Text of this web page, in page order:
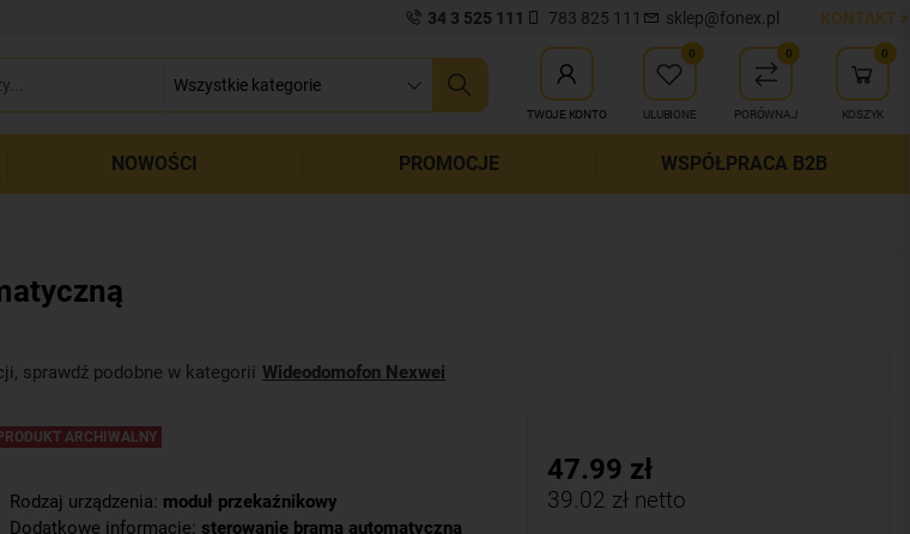
34 3 525 111 783 825 111 sklep@fonex.pl KONTAKT >
zamknij wyszukiwanie
TWOJE KONTO
0
ULUBIONE
0
PORÓWNAJ
0
KOSZYK
NOWOŚCI PROMOCJE WSPÓŁPRACA B2B
sprawdź podobne w kategorii Wideodomofon Nexwei
PRODUKT ARCHIWALNY
Rodzaj urządzenia: moduł przekaźnikowy
Dodatkowe informacje: sterowanie bramą automatyczną
47.99 zł
39.02 zł netto